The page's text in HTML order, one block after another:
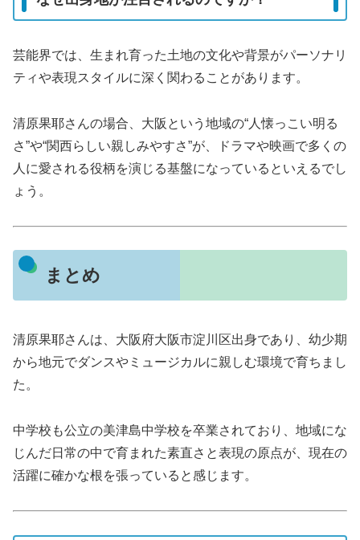
芸能界では、生まれ育った土地の文化や背景がパーソナリ
ティや表現スタイルに深く関わることがあります。
清原果耶さんの場合、大阪という地域の“人懐っこい明る
さ”や“関西らしい親しみやすさ”が、ドラマや映画で多くの
人に愛される役柄を演じる基盤になっているといえるでし
ょう。
まとめ
清原果耶さんは、大阪府大阪市淀川区出身であり、幼少期
から地元でダンスやミュージカルに親しむ環境で育ちまし
た。
中学校も公立の美津島中学校を卒業されており、地域にな
じんだ日常の中で育まれた素直さと表現の原点が、現在の
活躍に確かな根を張っていると感じます。